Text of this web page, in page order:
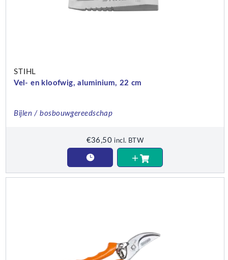
STIHL
Vel- en kloofwig, aluminium, 22 cm
Bijlen / bosbouwgereedschap
€36,50 incl. BTW